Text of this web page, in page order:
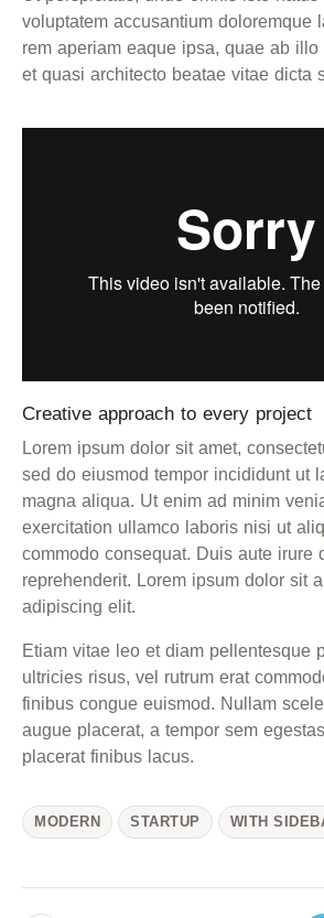
voluptatem accusantium doloremque
rem aperiam eaque ipsa, quae ab
et quasi architecto beatae vitae dicta
Creative approach to every project
Lorem ipsum dolor sit amet,
sed do eiusmod tempor incididunt ut
magna aliqua. Ut enim ad minim
exercitation ullamco laboris nisi ut
commodo consequat. Duis aute irure
reprehenderit. Lorem ipsum dolor sit
adipiscing elit.
Etiam vitae leo et diam pellentesque
ultricies risus, vel rutrum erat
finibus congue euismod. Nullam
augue placerat, a tempor sem
placerat finibus lacus.
MODERN STARTUP WITH